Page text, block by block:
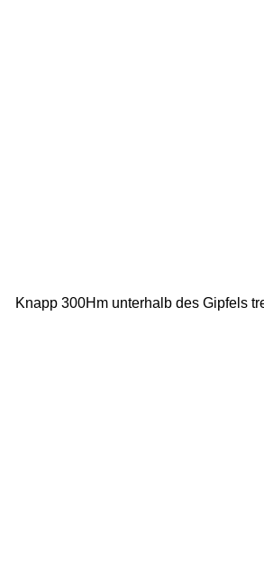
Knapp 300Hm unterhalb des Gipfels